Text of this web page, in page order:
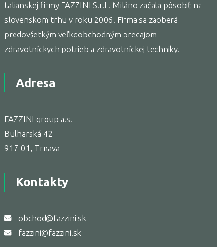
talianskej firmy FAZZINI S.r.L. Miláno začala pôsobiť na
slovenskom trhu v roku 2006. Firma sa zaoberá
predovšetkým veľkoobchodným predajom
zdravotníckych potrieb a zdravotníckej techniky.
Adresa
FAZZINI group a.s.
Bulharská 42
917 01, Trnava
Kontakty
obchod@fazzini.sk
fazzini@fazzini.sk